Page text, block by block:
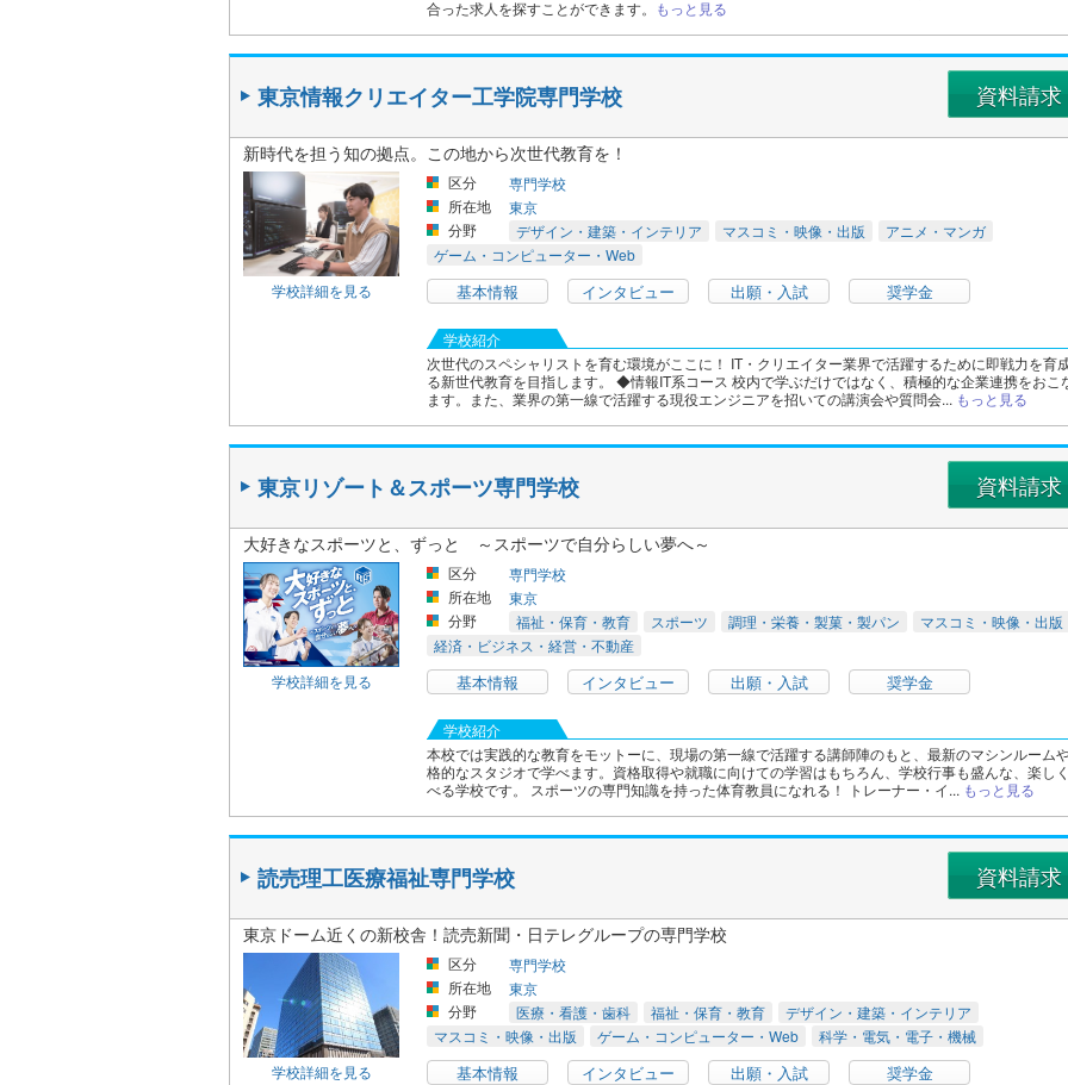
合った求人を探すことができます。
もっと見る
東京情報クリエイター工学院専門学校 資料請求
新時代を担う知の拠点。この地から次世代教育を！
学校詳細を見る
区分
専門学校
所在地
東京
分野
デザイン・建築・インテリア マスコミ・映像・出版
アニメ・マンガ
ゲーム・コンピューター・Web
基本情報 インタビュー 出願・入試 奨学金
学校紹介
次世代のスペシャリストを育む環境がここに！ IT・クリエイター業界で活躍するために即戦力を育
る新世代教育を目指します。 ◆情報IT系コース 校内で学ぶだけではなく、積極的な企業連携をおこ
ます。また、業界の第一線で活躍する現役エンジニアを招いての講演会や質問会... もっと見る
東京リゾート＆スポーツ専門学校 資料請求
大好きなスポーツと、ずっと ～スポーツで自分らしい夢へ～
学校詳細を見る
区分
専門学校
所在地
東京
分野
福祉・保育・教育 スポーツ 調理・栄養・製菓・製パン
マスコミ・映像・出版
経済・ビジネス・経営・不動産
基本情報 インタビュー 出願・入試 奨学金
学校紹介
本校では実践的な教育をモットーに、現場の第一線で活躍する講師陣のもと、最新のマシンルーム
格的なスタジオで学べます。資格取得や就職に向けての学習はもちろん、学校行事も盛んな、楽し
べる学校です。 スポーツの専門知識を持った体育教員になれる！ トレーナー・イ... もっと見る
読売理工医療福祉専門学校 資料請求
東京ドーム近くの新校舎！読売新聞・日テレグループの専門学校
学校詳細を見る
区分
専門学校
所在地
東京
分野
医療・看護・歯科 福祉・保育・教育
デザイン・建築・インテリア
マスコミ・映像・出版
ゲーム・コンピューター・Web 科学・電気・電子・機械
基本情報 インタビュー 出願・入試 奨学金